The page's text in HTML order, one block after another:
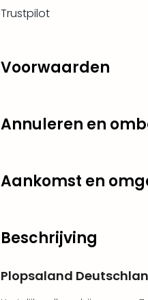
Trustpilot
Voorwaarden
Annuleren en
Aankomst en
Beschrijving
Plopsaland